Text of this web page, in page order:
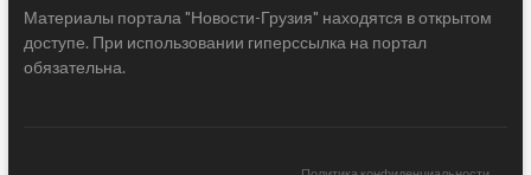
Материалы портала "Новости-Грузия" находятся в открытом
доступе. При использовании гиперссылка на портал
обязательна.